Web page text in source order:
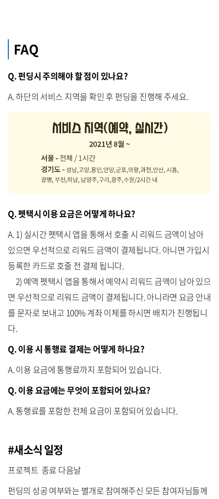
FAQ
Q. 펀딩시 주의해야 할 점이 있나요?
A. 하단의 서비스 지역을 확인 후 펀딩을 진행해 주세요.
Q. 펫택시 이용 요금은 어떻게 하나요?
A. 1) 실시간 펫택시 앱을 통해서 호출 시 리워드 금액이 남아
있으면 우선적으로 리워드 금액이 결제됩니다. 아니면 가입시
등록한 카드로 호줄 전 결제 됩니다.
2) 예액 펫택시 앱을 통해서 예약시 리워드 금액이 남아 있으
면 우선적으로 리워드 금액이 결제됩니다. 아니라면 요금 안내
를 문자로 보내고 100% 계좌 이체를 하시면 배치가 진행됩니
다.
Q. 이용 시 통행료 결제는 어떻게 하나요?
A. 이용 요금에 통행료까지 포함되어 있습니다.
Q. 이용 요금에는 무엇이 포함되어 있나요?
A. 통행료를 포함한 전체 요금이 포함되어 있습니다.
#새소식 일정
프로젝트 종료 다음날
펀딩의 성공 여부와는 별개로 참여해주신 모든 참여자님들께